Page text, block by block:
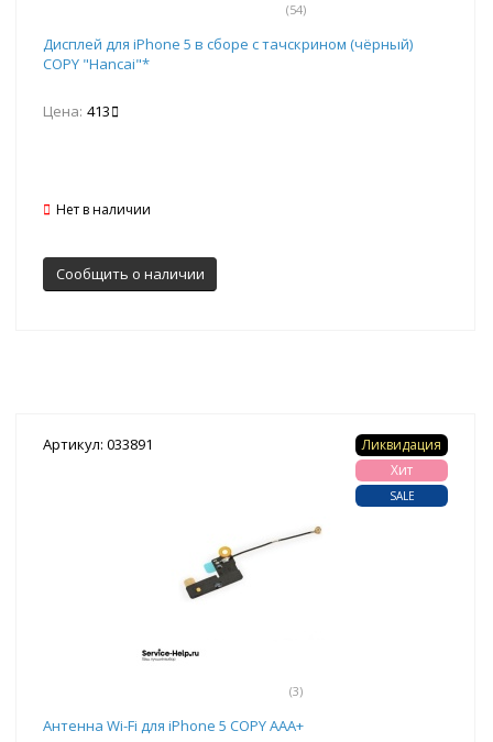
(54)
Дисплей для iPhone 5 в сборе с тачскрином (чёрный)
COPY "Hancai"*
Цена: 413
Нет в наличии
Сообщить о наличии
Артикул: 033891
(3)
Ликвидация
Хит
SALE
Антенна Wi-Fi для iPhone 5 COPY AAA+